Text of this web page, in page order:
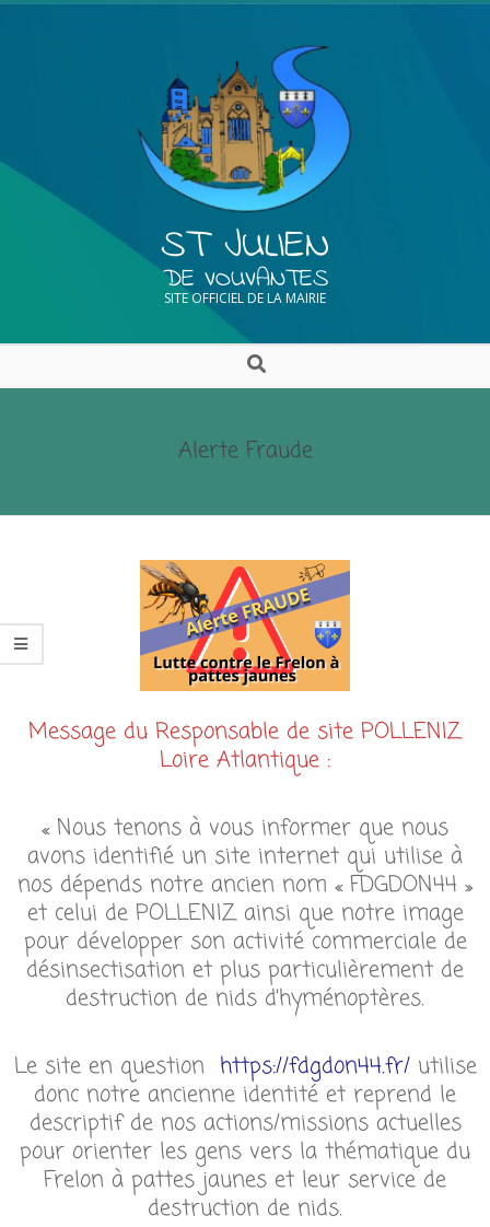
ST JULIEN
DE VOUVANTES
SITE OFFICIEL DE LA MAIRIE
Alerte Fraude
Message du Responsable de site POLLENIZ
Loire Atlantique :
« Nous tenons à vous informer que nous
avons identifié un site internet qui utilise à
nos dépends notre ancien nom « FDGDON44 »
et celui de POLLENIZ ainsi que notre image
pour développer son activité commerciale de
désinsectisation et plus particulièrement de
destruction de nids d’hyménoptères.
Le site en question https://fdgdon44.fr/utilise
donc notre ancienne identité et reprend le
descriptif de nos actions/missions actuelles
pour orienter les gens vers la thématique du
Frelon à pattes jaunes et leur service de
destruction de nids.